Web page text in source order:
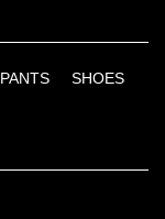
PANTS SHOES